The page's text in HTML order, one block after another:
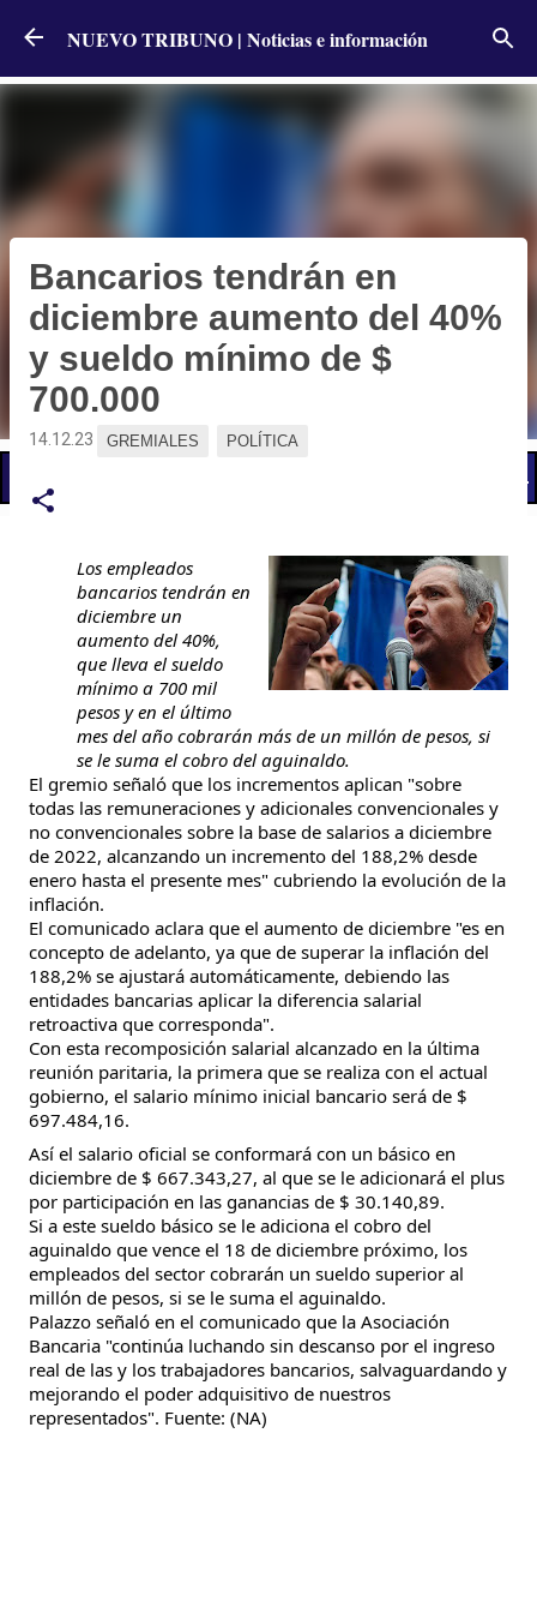
Ir al contenido principal
NUEVO TRIBUNO | Noticias e información
Bancarios tendrán en
diciembre aumento del 40%
y sueldo mínimo de $
700.000
14.12.23 GREMIALES POLÍTICA
Los empleados
bancarios tendrán en
diciembre un
aumento del 40%,
que lleva el sueldo
mínimo a 700 mil
pesos y en el último
mes del año cobrarán más de un millón de pesos, si
se le suma el cobro del aguinaldo.
El gremio señaló que los incrementos aplican "sobre
todas las remuneraciones y adicionales convencionales y
no convencionales sobre la base de salarios a diciembre
de 2022, alcanzando un incremento del 188,2% desde
enero hasta el presente mes" cubriendo la evolución de la
inflación.
El comunicado aclara que el aumento de diciembre "es en
concepto de adelanto, ya que de superar la inflación del
188,2% se ajustará automáticamente, debiendo las
entidades bancarias aplicar la diferencia salarial
retroactiva que corresponda".
Con esta recomposición salarial alcanzado en la última
reunión paritaria, la primera que se realiza con el actual
gobierno, el salario mínimo inicial bancario será de $
697.484,16.
Así el salario oficial se conformará con un básico en
diciembre de $ 667.343,27, al que se le adicionará el plus
por participación en las ganancias de $ 30.140,89.
Si a este sueldo básico se le adiciona el cobro del
aguinaldo que vence el 18 de diciembre próximo, los
empleados del sector cobrarán un sueldo superior al
millón de pesos, si se le suma el aguinaldo.
Palazzo señaló en el comunicado que la Asociación
Bancaria "continúa luchando sin descanso por el ingreso
real de las y los trabajadores bancarios, salvaguardando y
mejorando el poder adquisitivo de nuestros
representados". Fuente: (NA)